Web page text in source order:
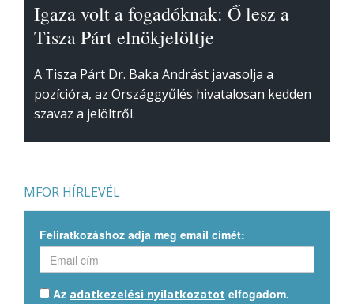
Igaza volt a fogadóknak: Ő lesz a
Tisza Párt elnökjelöltje
A Tisza Párt Dr. Baka Andrást javasolja a
pozícióra, az Országgyűlés hivatalosan kedden
szavaz a jelöltről.
MFOR HÍRLEVÉL
Feliratkozáshoz adja meg email címét:
Az adatkezelési nyilatkozatot elfogadom.